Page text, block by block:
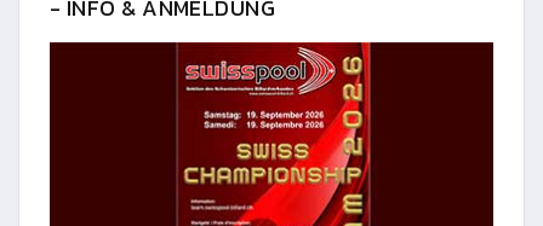
- INFO & ANMELDUNG